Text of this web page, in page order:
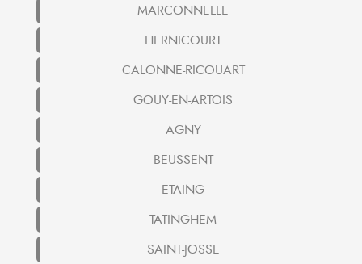
MARCONNELLE
HERNICOURT
CALONNE-RICOUART
GOUY-EN-ARTOIS
AGNY
BEUSSENT
ETAING
TATINGHEM
SAINT-JOSSE